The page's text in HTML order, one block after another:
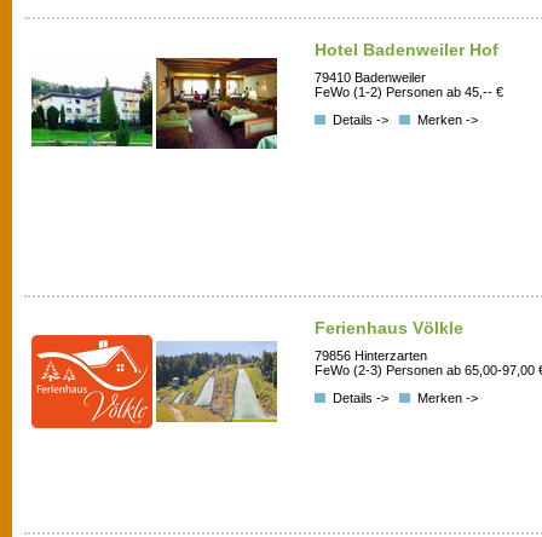
Hotel Badenweiler Hof
79410 Badenweiler
FeWo (1-2) Personen ab 45,-- €
Details ->
Merken ->
Ferienhaus Völkle
79856 Hinterzarten
FeWo (2-3) Personen ab 65,00-97,00
Details ->
Merken ->